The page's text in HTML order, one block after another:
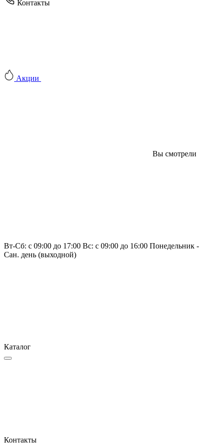
Контакты
Акции
Вы смотрели
Вт-Сб: с 09:00 до 17:00 Вс: с 09:00 до 16:00 Понедельник -
Сан. день (выходной)
Каталог
Контакты